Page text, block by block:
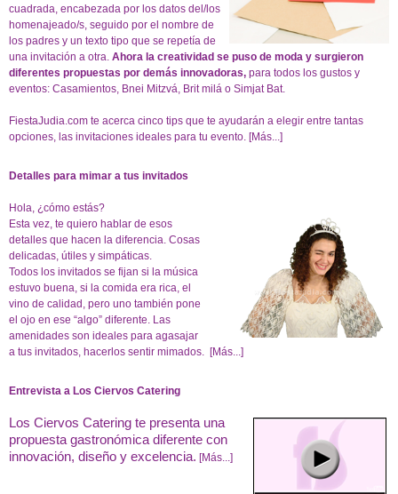
cuadrada, encabezada por los datos del/los
homenajeado/s, seguido por el nombre de
los padres y un texto tipo que se repetía de
una invitación a otra. Ahora la creatividad se puso de moda y surgieron
diferentes propuestas por demás innovadoras, para todos los gustos y
eventos: Casamientos, Bnei Mitzvá, Brit milá o Simjat Bat.
FiestaJudia.com te acerca cinco tips que te ayudarán a elegir entre tantas
opciones, las invitaciones ideales para tu evento. [Más...]
Detalles para mimar a tus invitados
Hola, ¿cómo estás?
Esta vez, te quiero hablar de esos
detalles que hacen la diferencia. Cosas
delicadas, útiles y simpáticas.
Todos los invitados se fijan si la música
estuvo buena, si la comida era rica, el
vino de calidad, pero uno también pone
el ojo en ese “algo” diferente. Las
amenidades son ideales para agasajar
a tus invitados, hacerlos sentir mimados. [Más...]
Entrevista a Los Ciervos Catering
Los Ciervos Catering te presenta una
propuesta gastronómica diferente con
innovación, diseño y excelencia. [Más...]